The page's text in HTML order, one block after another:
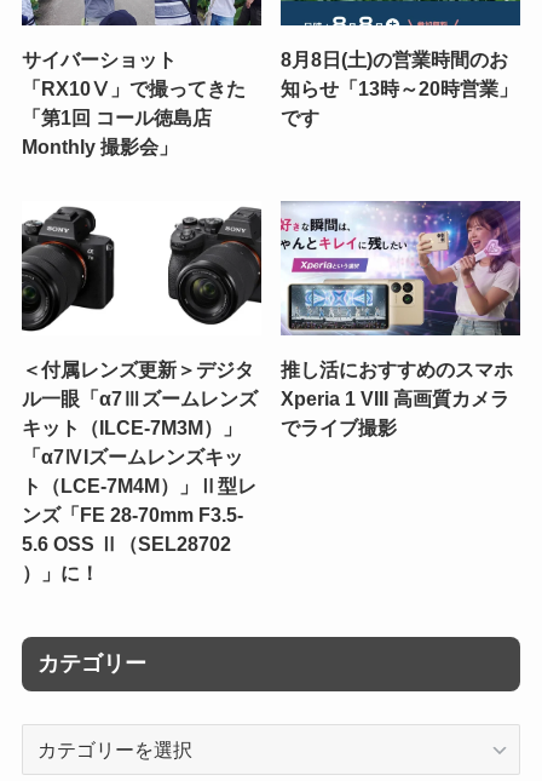
サイバーショット
「RX10Ⅴ」で撮ってきた
「第1回 コール徳島店
Monthly 撮影会」
8月8日(土)の営業時間のお
知らせ「13時～20時営業」
です
＜付属レンズ更新＞デジタ
ル一眼「α7Ⅲズームレンズ
キット（ILCE-7M3M）」
「α7ⅣIズームレンズキッ
ト（LCE-7M4M）」Ⅱ型レ
ンズ「FE 28-70mm F3.5-
5.6 OSS Ⅱ（SEL28702
）」に！
推し活におすすめのスマホ
Xperia 1 VIII 高画質カメラ
でライブ撮影
カテゴリー